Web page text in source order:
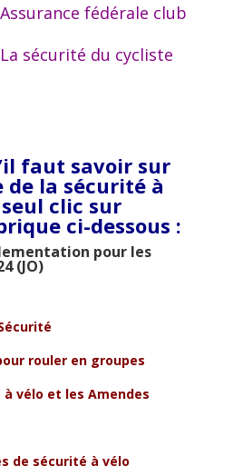
Assurance fédérale club
du cycliste
faut savoir sur
de la sécurité à
clic sur
ci-dessous :
pour les
(JO)
rouler en groupes
vélo et les Amendes
de sécurité à vélo